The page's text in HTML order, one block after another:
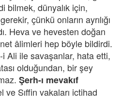
bilmek, dünyalık için,
çünkü onların ayrılığı
Heva ve hevesten doğan
âlimleri hep böyle bildirdi.
Ali ile savaşanlar, hata etti,
olduğundan, bir şey
Şerh-ı mevakıf
ve Sıffin vakaları ictihad